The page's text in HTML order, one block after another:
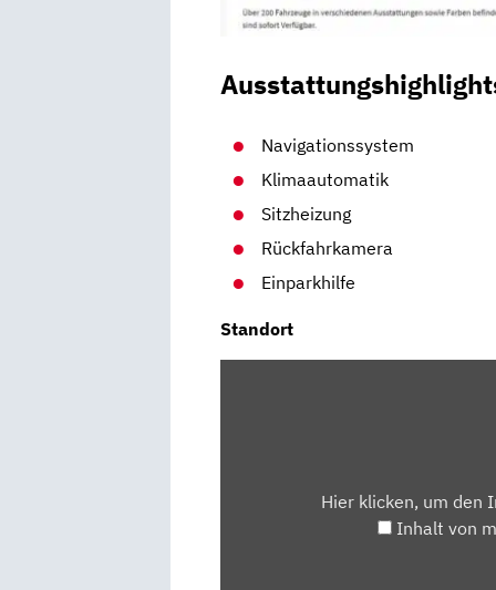
Navigationssystem
Klimaautomatik
Sitzheizung
Rückfahrkamera
Einparkhilfe
Standort
Hier klicken, um den
Inhalt von